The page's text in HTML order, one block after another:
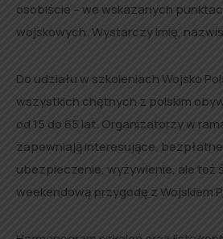
osobiście – we wskazanych
wojskowych. Wystarczy imię,
Do udziału w szkoleniach Wojsko
wszystkich chętnych z polskim
od 15 do 65 lat. Organizatorzy w
zapewniają interesujące,
ubezpieczenie, wyżywienie, ale też
weekendową przygodę z Wojskiem